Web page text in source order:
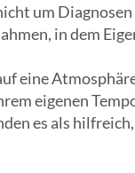
um
in dem
eine
eigenen
es als